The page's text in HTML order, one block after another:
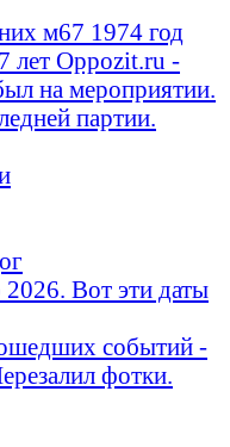
м67 1974 год
лет Oppozit.ru -
на мероприятии.
партии.
Вот эти даты
событий -
фотки.